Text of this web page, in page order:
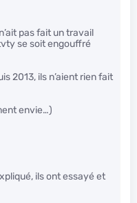
pas fait un travail
se soit engouffré
2013, ils n’aient rien fait
envie…)
ils ont essayé et